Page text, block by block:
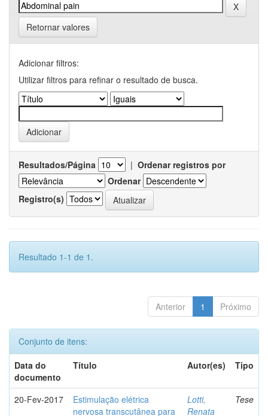
Retornar valores
Adicionar filtros:
Utilizar filtros para refinar o resultado de busca.
Resultados/Página | Ordenar registros por
Ordenar
Registro(s)
Resultado 1-1 de 1.
Anterior 1 Próximo
Conjunto de itens:
Data do
documento
Título Autor(es) Tipo
20-Fev-2017
Estimulação elétrica
nervosa transcutânea para
Lotti,
Renata
Tese